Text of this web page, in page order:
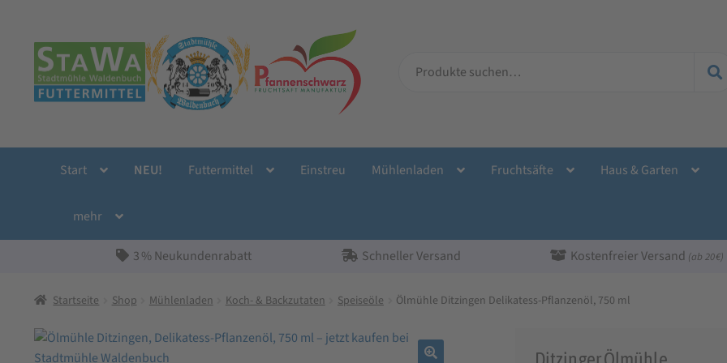
Navigation
springen
Inhalt
springen
nach:
Start NEU! Futtermittel Einstreu Mühlenladen Fruchtsäfte Haus & Garten
mehr
3 % Neukundenrabatt Schneller Versand Kostenfreier Versand (ab 20 €)
Startseite Shop Mühlenladen Koch- & Backzutaten Speiseöle Ölmühle Ditzingen Delikatess-Pflanzenöl, 750 ml